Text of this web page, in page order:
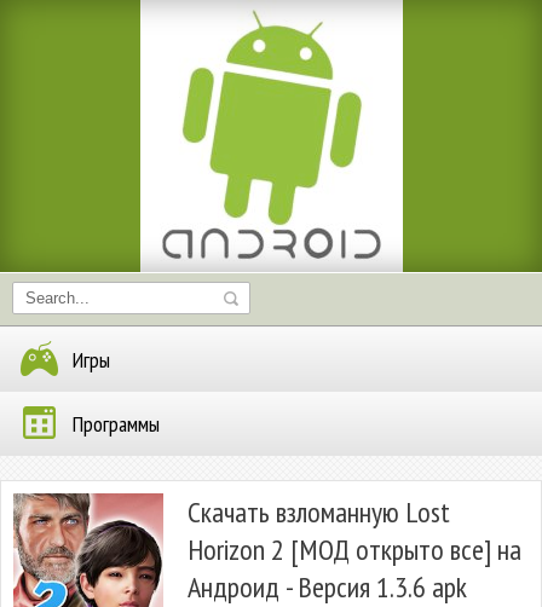
Игры
Программы
Скачать взломанную Lost
Horizon 2 [МОД открыто все] на
Андроид - Версия 1.3.6 apk